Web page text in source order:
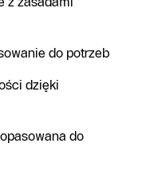
do potrzeb
dzięki
do